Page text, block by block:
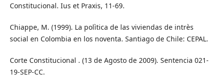
Constitucional. Ius et Praxis, 11-69.
Chiappe, M. (1999). La polìtica de las viviendas de intrès
social en Colombia en los noventa. Santiago de Chile: CEPAL.
Corte Constitucional . (13 de Agosto de 2009). Sentencia 021-
19-SEP-CC.